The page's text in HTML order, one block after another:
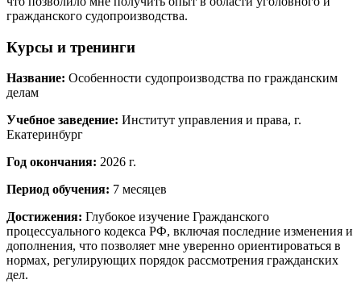
гражданского судопроизводства.
Курсы и тренинги
Название: Особенности судопроизводства по гражданским
делам
Учебное заведение: Институт управления и права, г.
Екатеринбург
Год окончания: 2026 г.
Период обучения: 7 месяцев
Достижения: Глубокое изучение Гражданского
процессуального кодекса РФ, включая последние изменения и
дополнения, что позволяет мне уверенно ориентироваться в
нормах, регулирующих порядок рассмотрения гражданских
дел.